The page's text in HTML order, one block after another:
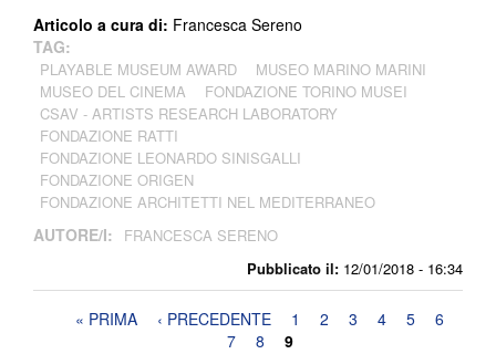
Pubblicato il: 12/01/2018 - 16:34
Articolo a cura di: Francesca Sereno
TAG:
PLAYABLE MUSEUM AWARD
MUSEO MARINO MARINI
MUSEO DEL CINEMA
FONDAZIONE TORINO MUSEI
CSAV - ARTISTS RESEARCH LABORATORY
FONDAZIONE RATTI
FONDAZIONE LEONARDO SINISGALLI
FONDAZIONE ORIGEN
FONDAZIONE ARCHITETTI NEL MEDITERRANEO
AUTORE/I: FRANCESCA SERENO
Pagine« PRIMA ‹ PRECEDENTE 1 2 3 4 5
6
7
8 9